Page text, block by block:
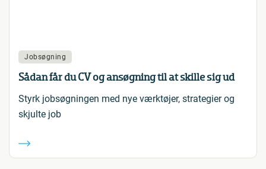
Jobsøgning
Sådan får du CV og ansøgning til at skille sig ud
Styrk jobsøgningen med nye værktøjer, strategier og
skjulte job